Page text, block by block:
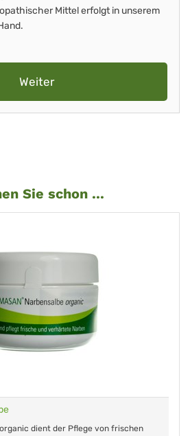
Mittel erfolgt in unserem
Weiter
Sie schon ...
dient der Pflege von frischen